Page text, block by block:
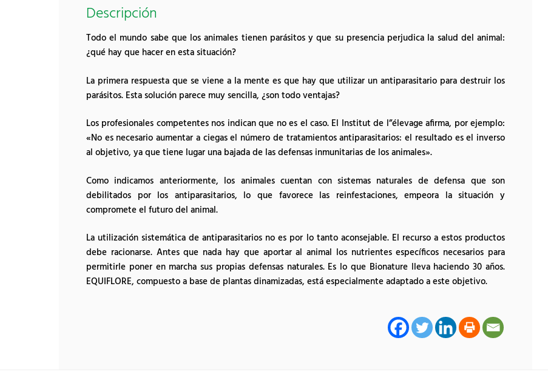
Descripción
Todo el mundo sabe que los animales tienen parásitos y que su presencia perjudica la salud del animal:
¿qué hay que hacer en esta situación?
La primera respuesta que se viene a la mente es que hay que utilizar un antiparasitario para destruir los
parásitos. Esta solución parece muy sencilla, ¿son todo ventajas?
Los profesionales competentes nos indican que no es el caso. El Institut de l”élevage afirma, por ejemplo:
«No es necesario aumentar a ciegas el número de tratamientos antiparasitarios: el resultado es el inverso
al objetivo, ya que tiene lugar una bajada de las defensas inmunitarias de los animales».
Como indicamos anteriormente, los animales cuentan con sistemas naturales de defensa que son
debilitados por los antiparasitarios, lo que favorece las reinfestaciones, empeora la situación y
compromete el futuro del animal.
La utilización sistemática de antiparasitarios no es por lo tanto aconsejable. El recurso a estos productos
debe racionarse. Antes que nada hay que aportar al animal los nutrientes específicos necesarios para
permitirle poner en marcha sus propias defensas naturales. Es lo que Bionature lleva haciendo 30 años.
EQUIFLORE, compuesto a base de plantas dinamizadas, está especialmente adaptado a este objetivo.